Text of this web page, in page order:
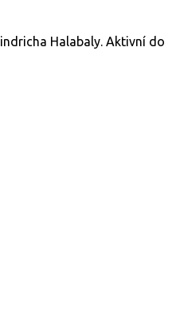
Halabaly. Aktivní do